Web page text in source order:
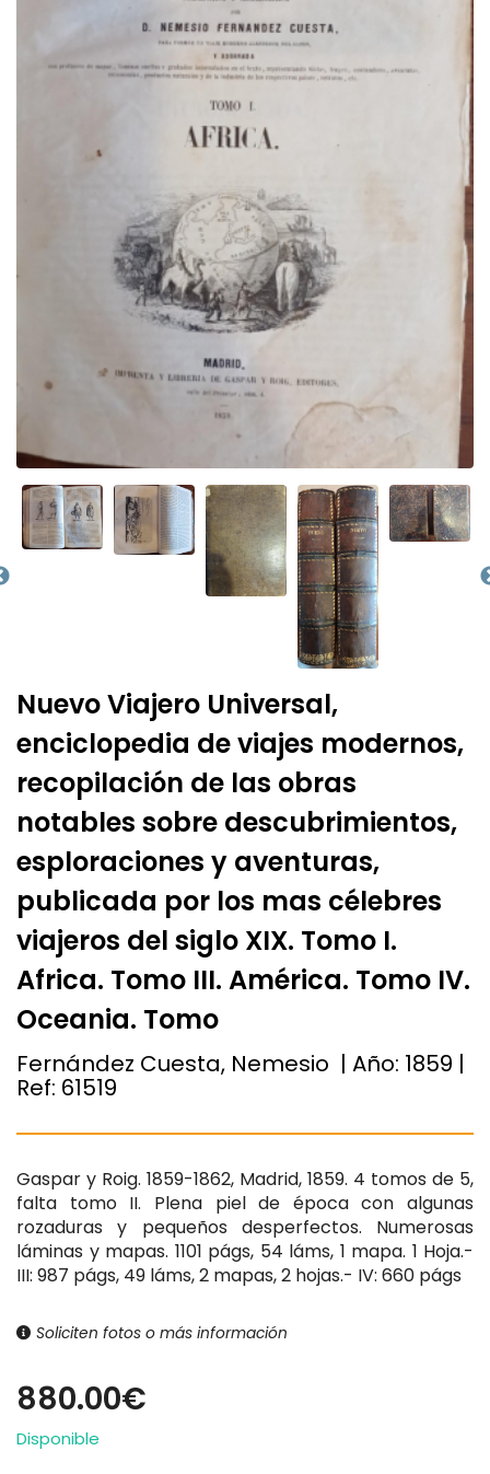
Nuevo Viajero Universal,
enciclopedia de viajes modernos,
recopilación de las obras
notables sobre descubrimientos,
esploraciones y aventuras,
publicada por los mas célebres
viajeros del siglo XIX. Tomo I.
Africa. Tomo III. América. Tomo IV.
Oceania. Tomo
Fernández Cuesta, Nemesio | Año: 1859 |
Ref: 61519
Gaspar y Roig. 1859-1862, Madrid, 1859. 4 tomos de 5,
falta tomo II. Plena piel de época con algunas
rozaduras y pequeños desperfectos. Numerosas
láminas y mapas. 1101 págs, 54 láms, 1 mapa. 1 Hoja.-
III: 987 págs, 49 láms, 2 mapas, 2 hojas.- IV: 660 págs
Soliciten fotos o más información
880.00€
Disponible